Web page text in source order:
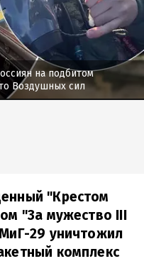
на подбитом
Воздушных сил
"Крестом
"За мужество III
29 уничтожил
комплекс